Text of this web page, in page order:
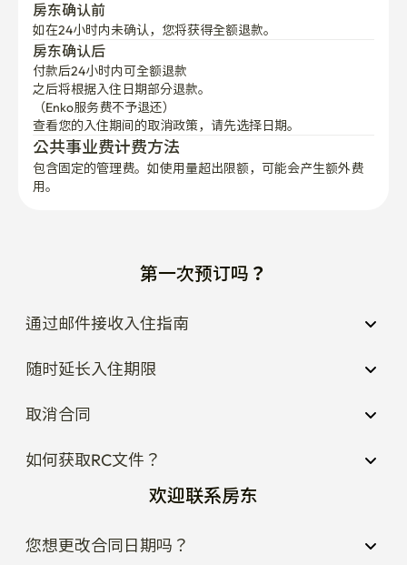
房东确认前
如在24小时内未确认，您将获得全额退款。
房东确认后
付款后24小时内可全额退款
之后将根据入住日期部分退款。
（Enko服务费不予退还）
查看您的入住期间的取消政策，请先选择日期。
公共事业费计费方法
包含固定的管理费。如使用量超出限额，可能会产生额外费
用。
第一次预订吗？
通过邮件接收入住指南
随时延长入住期限
取消合同
如何获取RC文件？
欢迎联系房东
您想更改合同日期吗？